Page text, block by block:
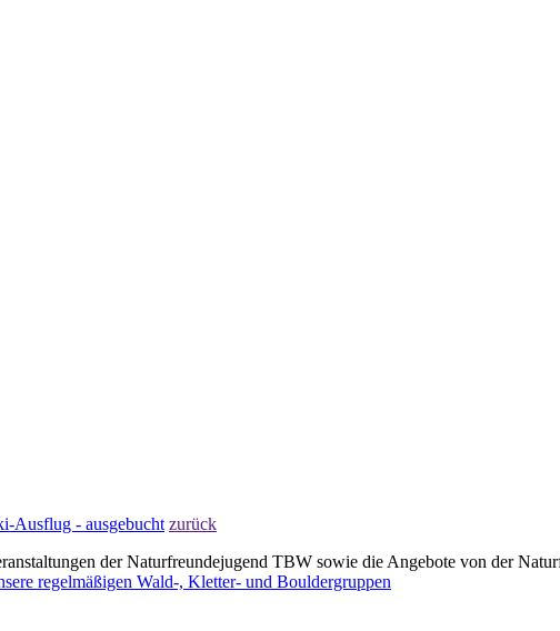
Ausflug - ausgebucht zurück
der Naturfreundejugend TBW sowie die Angebote von der
regelmäßigen Wald-, Kletter- und Bouldergruppen